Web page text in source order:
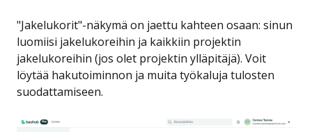
"Jakelukorit"-näkymä on jaettu kahteen osaan: sinun
luomiisi jakelukoreihin ja kaikkiin projektin
jakelukoreihin (jos olet projektin ylläpitäjä). Voit
löytää hakutoiminnon ja muita työkaluja tulosten
suodattamiseen.